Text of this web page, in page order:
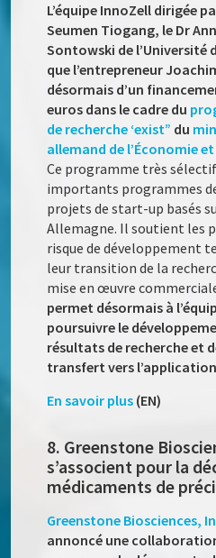
L’équipe InnoZell dirigée
Seumen Tiogang, le Dr
Sontowski de l’Université
que l’entrepreneur
désormais d’un
euros dans le cadre du
de recherche ‘exist” du
allemand de l’Économie et
Ce programme très
importants programmes
projets de start-up basés
Allemagne. Il soutient les
risque de développement
leur transition de la
mise en œuvre
permet désormais à
poursuivre le
résultats de recherche et
transfert vers
En savoir plus (EN)
8. Greenstone
s’associent pour la
médicaments de
Greenstone Biosciences,
annoncé une